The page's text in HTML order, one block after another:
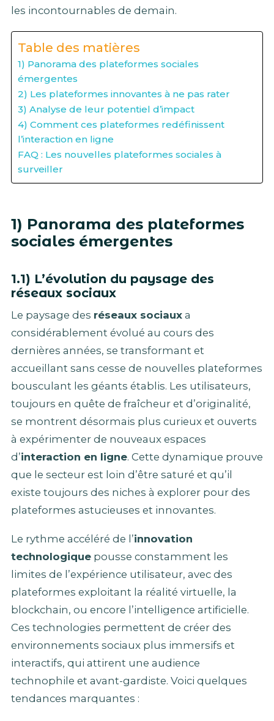
les incontournables de demain.
Table des matières
1) Panorama des plateformes sociales
émergentes
2) Les plateformes innovantes à ne pas rater
3) Analyse de leur potentiel d’impact
4) Comment ces plateformes redéfinissent
l’interaction en ligne
FAQ : Les nouvelles plateformes sociales à
surveiller
1) Panorama des plateformes
sociales émergentes
1.1) L’évolution du paysage des
réseaux sociaux
Le paysage des réseaux sociaux a
considérablement évolué au cours des
dernières années, se transformant et
accueillant sans cesse de nouvelles plateformes
bousculant les géants établis. Les utilisateurs,
toujours en quête de fraîcheur et d’originalité,
se montrent désormais plus curieux et ouverts
à expérimenter de nouveaux espaces
d’interaction en ligne. Cette dynamique prouve
que le secteur est loin d’être saturé et qu’il
existe toujours des niches à explorer pour des
plateformes astucieuses et innovantes.
Le rythme accéléré de l’innovation
technologique pousse constamment les
limites de l’expérience utilisateur, avec des
plateformes exploitant la réalité virtuelle, la
blockchain, ou encore l’intelligence artificielle.
Ces technologies permettent de créer des
environnements sociaux plus immersifs et
interactifs, qui attirent une audience
technophile et avant-gardiste. Voici quelques
tendances marquantes :